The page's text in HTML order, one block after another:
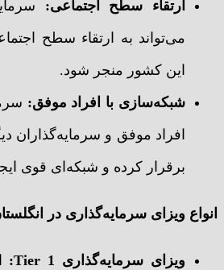
ارتقاء سطح اجتماعی:
می‌تواند به ارتقاء سطح
این کشور منجر شود.
شبکه‌سازی با افراد موفق:
افراد موفق و سرمایه‌گذاران
برقرار کرده و شبکه‌ای قوی
انواع ویزای سرمایه‌گذاری در
ویزای سرمایه‌گذاری